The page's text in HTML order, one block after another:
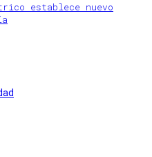
establece nuevo